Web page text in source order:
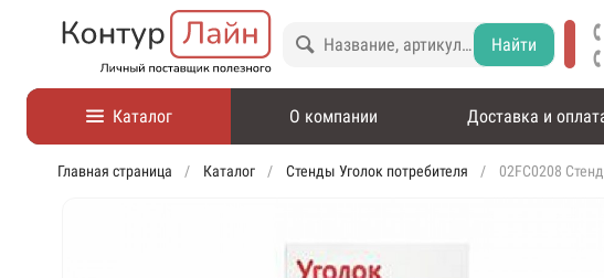
Найти
Каталог О компании Доставка и
Главная страница Каталог Стенды Уголок потребителя 02FC0208